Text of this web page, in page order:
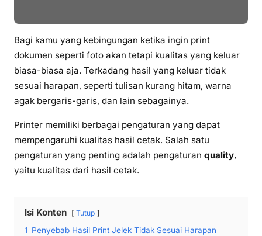
Bagi kamu yang kebingungan ketika ingin print
dokumen seperti foto akan tetapi kualitas yang keluar
biasa-biasa aja. Terkadang hasil yang keluar tidak
sesuai harapan, seperti tulisan kurang hitam, warna
agak bergaris-garis, dan lain sebagainya.
Printer memiliki berbagai pengaturan yang dapat
mempengaruhi kualitas hasil cetak. Salah satu
pengaturan yang penting adalah pengaturan quality,
yaitu kualitas dari hasil cetak.
Isi Konten Tutup
1 Penyebab Hasil Print Jelek Tidak Sesuai Harapan